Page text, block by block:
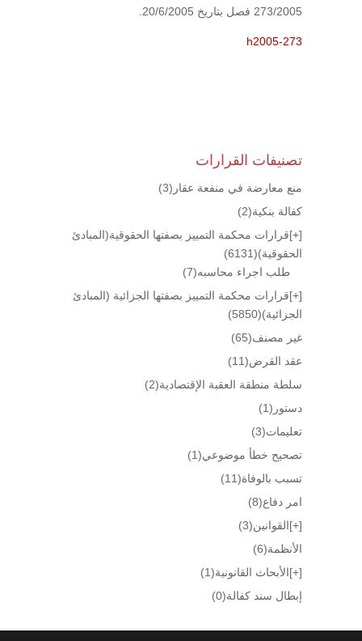
273/2005 فصل بتاريخ 20/6/2005.
h2005-273
تصنيفات القرارات
منع معارضة في منفعة عقار (3)
كفالة بنكية(2)
[+]قرارات محكمة التمييز بصفتها الحقوقية(المبادئ
الحقوقية)(6131)
طلب اجراء محاسبه(7)
[+]قرارات محكمة التمييز بصفتها الجزائية (المبادئ
الجزائية)(5850)
غير مصنف(65)
عقد القرض(11)
سلطة منطقة العقبة الإقتصادية(2)
دستور (1)
تعليمات(3)
تصحيح خطأ موضوعي(1)
تسبب بالوفاة(11)
امر دفاع(8)
[+]القوانين(3)
الأنظمة(6)
[+]الأبحاث القانونية(1)
إبطال سند كفالة(0)